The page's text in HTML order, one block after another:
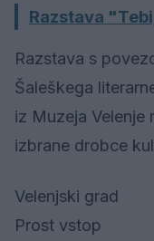
Razstava
Razstava s
Šaleškega
iz Muzeja Velenje
izbrane drobce
Velenjski grad
Prost vstop